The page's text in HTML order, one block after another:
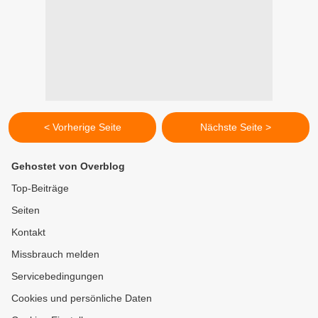
< Vorherige Seite Nächste Seite >
Gehostet von Overblog
Top-Beiträge
Seiten
Kontakt
Missbrauch melden
Servicebedingungen
Cookies und persönliche Daten